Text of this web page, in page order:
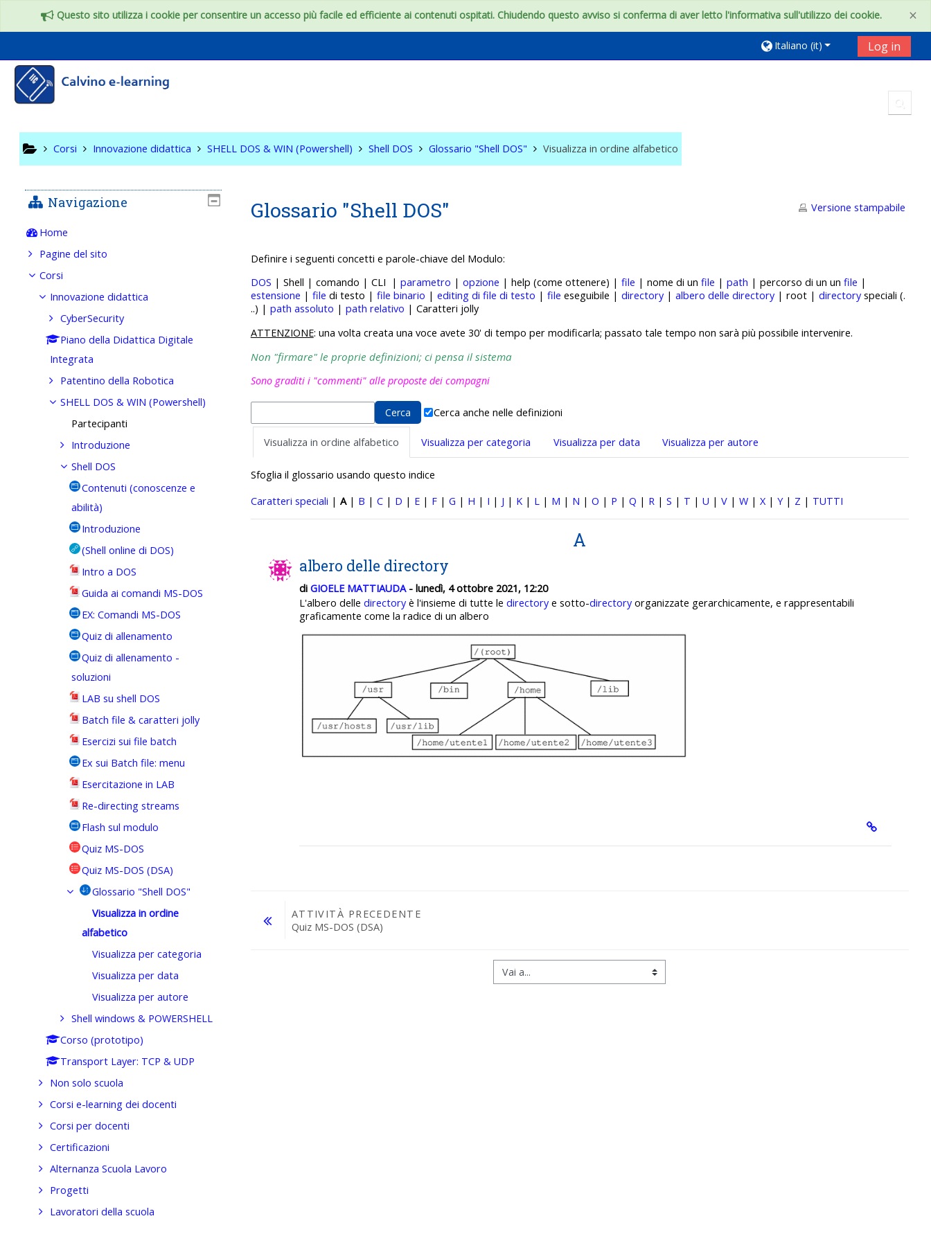
×
Questo sito utilizza i cookie per consentire un accesso più facile ed efficiente ai contenuti ospitati. Chiudendo questo avviso si conferma di aver letto l'informativa sull'utilizzo dei cookie.
Italiano ‎(it)‎ Log in
Corsi Innovazione didattica SHELL DOS & WIN (Powershell) Shell DOS Glossario "Shell DOS" Visualizza in ordine alfabetico
Glossario "Shell DOS" Versione stampabile
Definire i seguenti concetti e parole-chiave del Modulo:
DOS | Shell | comando | CLI | parametro | opzione | help (come ottenere) | file | nome di un file | path | percorso di un un file |
estensione | file di testo | file binario | editing di file di testo | file eseguibile | directory| albero delle directory| root | directoryspeciali (.
..) | path assoluto | path relativo | Caratteri jolly
ATTENZIONE: una volta creata una voce avete 30' di tempo per modificarla; passato tale tempo non sarà più possibile intervenire.
Non "firmare" le proprie definizioni; ci pensa il sistema
Sono graditi i "commenti" alle proposte dei compagni
Cerca anche nelle definizioni
Visualizza in ordine alfabetico Visualizza per categoria Visualizza per data Visualizza per autore
Sfoglia il glossario usando questo indice
Caratteri speciali | A| B | C| D | E| F| G | H | I | J | K| L| M | N | O | P | Q | R| S | T | U | V| W| X| Y| Z | TUTTI
A
albero delle directory
di GIOELE MATTIAUDA- lunedì, 4 ottobre 2021, 12:20
L'albero delle directoryè l'insieme di tutte le directorye sotto-directoryorganizzate gerarchicamente, e rappresentabili
graficamente come la radice di un albero
ATTIVITÀ PRECEDENTE
Quiz MS-DOS (DSA)
Navigazione
Home
Pagine del sito
Corsi
Innovazione didattica
CyberSecurity
Piano della Didattica Digitale
Integrata
Patentino della Robotica
SHELL DOS & WIN (Powershell)
Partecipanti
Introduzione
Shell DOS
Contenuti (conoscenze e
abilità)
Introduzione
(Shell online di DOS)
Intro a DOS
Guida ai comandi MS-DOS
EX: Comandi MS-DOS
Quiz di allenamento
Quiz di allenamento -
soluzioni
LAB su shell DOS
Batch file & caratteri jolly
Esercizi sui file batch
Ex sui Batch file: menu
Esercitazione in LAB
Re-directing streams
Flash sul modulo
Quiz MS-DOS
Quiz MS-DOS (DSA)
Glossario "Shell DOS"
Visualizza in ordine
alfabetico
Visualizza per categoria
Visualizza per data
Visualizza per autore
Shell windows & POWERSHELL
Corso (prototipo)
Transport Layer: TCP & UDP
Non solo scuola
Corsi e-learning dei docenti
Corsi per docenti
Certificazioni
Alternanza Scuola Lavoro
Progetti
Lavoratori della scuola